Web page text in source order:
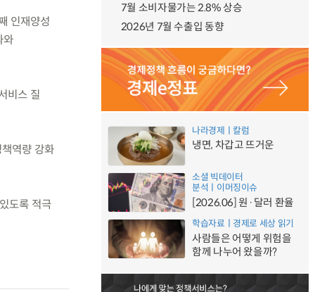
인재양성
와
비스 질
역량 강화
도록 적극
7월 소비자물가는 2.8% 상승
2026년 7월 수출입 동향
나라경제ㅣ칼럼
냉면, 차갑고 뜨거운
소셜 빅데이터
분석ㅣ이머징이슈
[2026.06] 원·달러 환율
학습자료ㅣ경제로 세상 읽기
사람들은 어떻게 위험을
함께 나누어 왔을까?